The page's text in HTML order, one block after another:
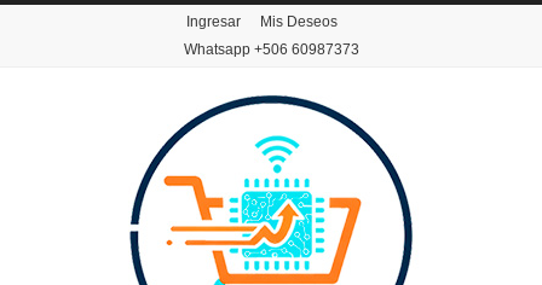
Ingresar
Mis Deseos
Whatsapp+506 60987373